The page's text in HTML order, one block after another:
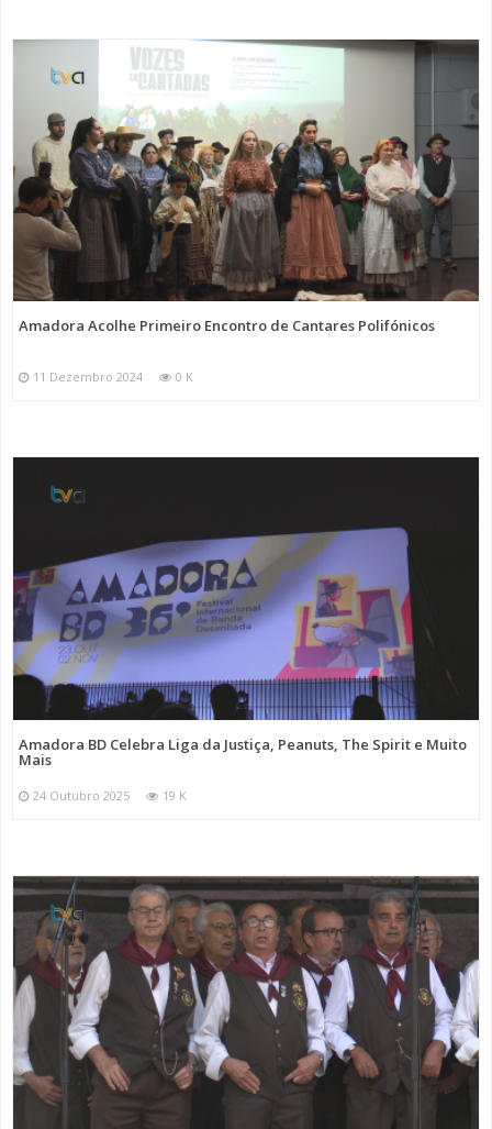
Amadora Acolhe Primeiro Encontro de Cantares Polifónicos
11 Dezembro 2024 0 K
Amadora BD Celebra Liga da Justiça, Peanuts, The Spirit e Muito
Mais
24 Outubro 2025 19 K